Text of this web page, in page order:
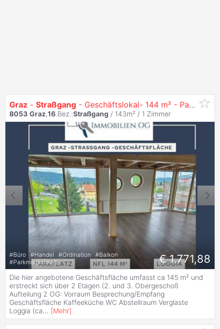
Graz - Straßgang - Geschäftslokal- 144 m² - Parkplatz
8053 Graz,16.Bez.:Straßgang / 143m² / 1 Zimmer
#Büro #Handel #Ordination #Balkon
#Parkmöglichkeit € 1.771,88
Die hier angebotene Geschäftsfläche umfasst ca 145 m² und
erstreckt sich über 2 Etagen (2. und 3. Obergeschoß
Aufteilung 2 OG: Vorraum Besprechung/Empfang
Geschäftsfläche Kaffeeküche WC Abstellraum Verglaste
Loggia (ca... [Mehr]